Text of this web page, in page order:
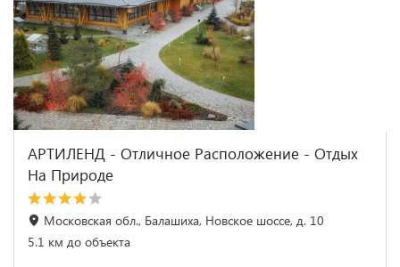
АРТИЛЕНД - Отличное Расположение - Отдых
На Природе
Московская обл., Балашиха, Новское шоссе, д. 10
5.1 км до объекта